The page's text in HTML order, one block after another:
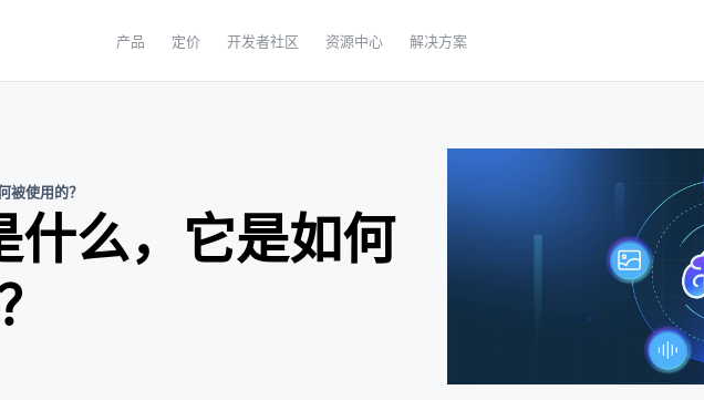
产品 定价 开发者社区 资源中心 解决方案
被使用的？
么，它是如何